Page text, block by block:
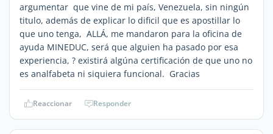
argumentar que vine de mi país, Venezuela, sin ningún
titulo, además de explicar lo dificil que es apostillar lo
que uno tenga, ALLÁ, me mandaron para la oficina de
ayuda MINEDUC, será que alguien ha pasado por esa
experiencia, ? existirá algúna certificación de que uno no
es analfabeta ni siquiera funcional. Gracias
Reaccionar Responder